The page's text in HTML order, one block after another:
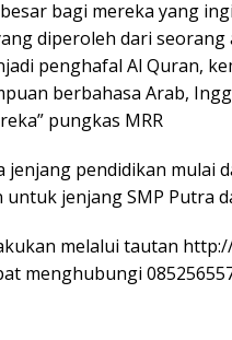
bagi mereka yang
diperoleh dari
penghafal Al Quran,
berbahasa Arab,
pungkas MRR
jenjang pendidikan mulai
jenjang SMP Putra
melalui tautan
menghubungi